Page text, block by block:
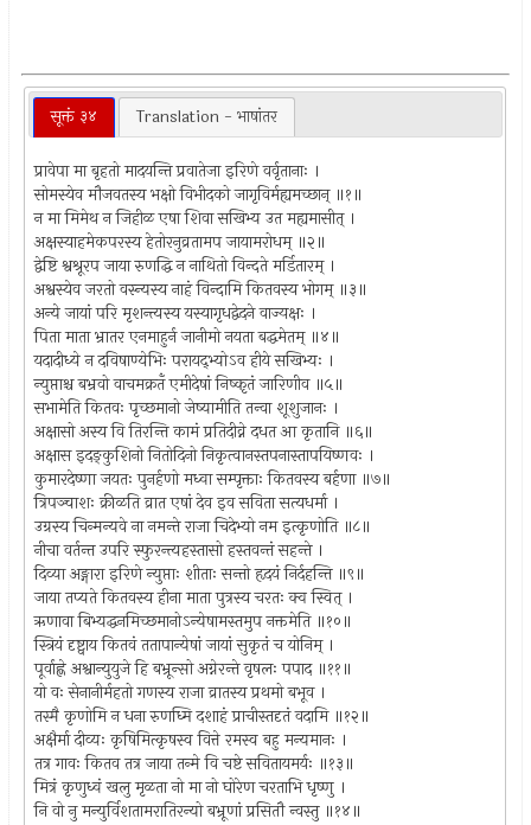
सूक्तं ३४ Translation - भाषांतर
प्रावेपा मा बृहतो मादयन्ति प्रवातेजा इरिणे वर्वृतानाः ।
सोमस्येव मौजवतस्य भक्षो विभीदको जागृविर्मह्यमच्छान् ॥१॥
न मा मिमेथ न जिहीळ एषा शिवा सखिभ्य उत मह्यमासीत् ।
अक्षस्याहमेकपरस्य हेतोरनुव्रतामप जायामरोधम् ॥२॥
द्वेष्टि श्वश्रूरप जाया रुणद्धि न नाथितो विन्दते मर्डितारम् ।
अश्वस्येव जरतो वस्न्यस्य नाहं विन्दामि कितवस्य भोगम् ॥३॥
अन्ये जायां परि मृशन्त्यस्य यस्यागृधद्वेदने वाज्यक्षः ।
पिता माता भ्रातर एनमाहुर्न जानीमो नयता बद्धमेतम् ॥४॥
यदादीध्ये न दविषाण्येभिः परायद्भ्योऽव हीये सखिभ्यः ।
न्युप्ताश्च बभ्रवो वाचमक्रतँ एमीदेषां निष्कृतं जारिणीव ॥५॥
सभामेति कितवः पृच्छमानो जेष्यामीति तन्वा शूशुजानः ।
अक्षासो अस्य वि तिरन्ति कामं प्रतिदीव्ने दधत आ कृतानि ॥६॥
अक्षास इदङ्कुशिनो नितोदिनो निकृत्वानस्तपनास्तापयिष्णवः ।
कुमारदेष्णा जयतः पुनर्हणो मध्वा सम्पृक्ताः कितवस्य बर्हणा ॥७॥
त्रिपञ्चाशः क्रीळति व्रात एषां देव इव सविता सत्यधर्मा ।
उग्रस्य चिन्मन्यवे ना नमन्ते राजा चिदेभ्यो नम इत्कृणोति ॥८॥
नीचा वर्तन्त उपरि स्फुरन्त्यहस्तासो हस्तवन्तं सहन्ते ।
दिव्या अङ्गारा इरिणे न्युप्ताः शीताः सन्तो हृदयं निर्दहन्ति ॥९॥
जाया तप्यते कितवस्य हीना माता पुत्रस्य चरतः क्व स्वित् ।
ऋणावा बिभ्यद्धनमिच्छमानोऽन्येषामस्तमुप नक्तमेति ॥१०॥
स्त्रियं दृष्ट्वाय कितवं ततापान्येषां जायां सुकृतं च योनिम् ।
पूर्वाह्णे अश्वान्युयुजे हि बभ्रून्सो अग्नेरन्ते वृषलः पपाद ॥११॥
यो वः सेनानीर्महतो गणस्य राजा व्रातस्य प्रथमो बभूव ।
तस्मै कृणोमि न धना रुणध्मि दशाहं प्राचीस्तदृतं वदामि ॥१२॥
अक्षैर्मा दीव्यः कृषिमित्कृषस्व वित्ते रमस्व बहु मन्यमानः ।
तत्र गावः कितव तत्र जाया तन्मे वि चष्टे सवितायमर्यः ॥१३॥
मित्रं कृणुध्वं खलु मृळता नो मा नो घोरेण चरताभि धृष्णु ।
नि वो नु मन्युर्विशतामरातिरन्यो बभ्रूणां प्रसितौ न्वस्तु ॥१४॥